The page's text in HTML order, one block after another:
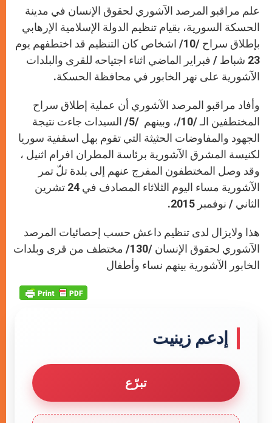
p
p
g
e
r
o
k
r
علم مراقبو المرصد الآشوري لحقوق الإنسان في مدينة
الحسكة السورية، بقيام تنظيم الدولة الإسلامية الإرهابي
بإطلاق سراح /10/ اشخاص كان التنظيم قد اختطفهم يوم
23 شباط / فبراير الماضي اثناء اجتياحه للقرى والبلدات
الآشورية على نهر الخابور في محافظة الحسكة.
وأفاد مراقبو المرصد الآشوري أن عملية إطلاق سراح
المختطفين الـ /10/، وبينهم /5/ السيدات جاءت نتيجة
الجهود والمفاوضات الحثيثة التي تقوم بهل اسقفية سوريا
لكنيسة المشرق الآشورية برئاسة المطران افرام اثنيل ،
وقد وصل المختطفون المفرج عنهم إلى بلدة تلّ تمر
الآشورية مساء اليوم الثلاثاء المصادف في 24 تشرين
الثاني / نوفمبر 2015
.
هذا ولايزال لدى تنظيم داعش حسب إحصائيات المرصد
الآشوري لحقوق الإنسان /130/ مختطف من قرى وبلدات
الخابور الآشورية بينهم نساء وأطفال
إدعم زينيت
تبرّع